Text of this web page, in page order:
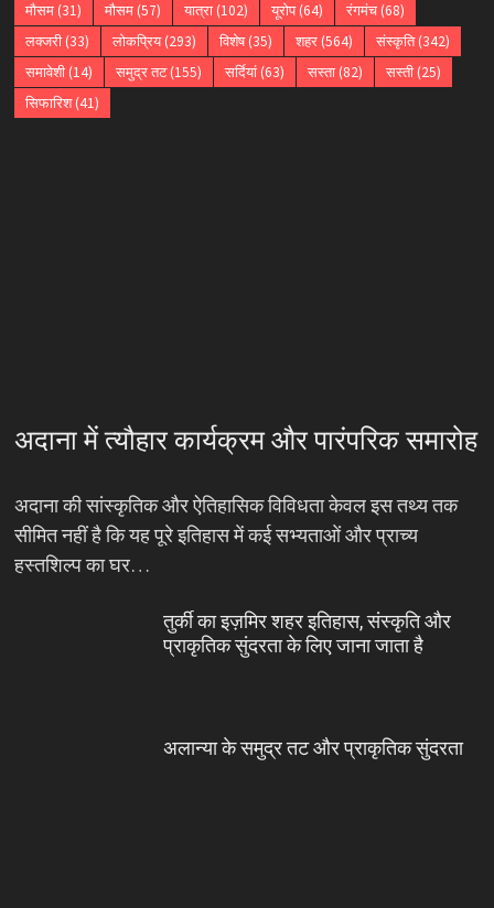
मौसम(31) मौसम(57) यात्रा(102) यूरोप(64) रंगमंच(68)
लक्जरी(33) लोकप्रिय(293) विशेष(35) शहर(564) संस्कृति(342)
समावेशी(14) समुद्र तट(155) सर्दियां(63) सस्ता(82) सस्ती(25)
सिफारिश(41)
अदाना में त्यौहार कार्यक्रम और पारंपरिक समारोह
अदाना की सांस्कृतिक और ऐतिहासिक विविधता केवल इस तथ्य तक
सीमित नहीं है कि यह पूरे इतिहास में कई सभ्यताओं और प्राच्य
हस्तशिल्प का घर…
तुर्की का इज़मिर शहर इतिहास, संस्कृति और
प्राकृतिक सुंदरता के लिए जाना जाता है
अलान्या के समुद्र तट और प्राकृतिक सुंदरता